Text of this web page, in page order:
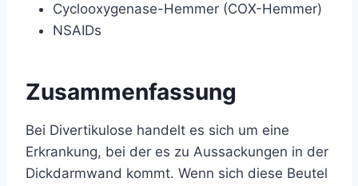
Cyclooxygenase-Hemmer (COX-Hemmer)
NSAIDs
Zusammenfassung
Bei Divertikulose handelt es sich um eine
Erkrankung, bei der es zu Aussackungen in der
Dickdarmwand kommt. Wenn sich diese Beutel